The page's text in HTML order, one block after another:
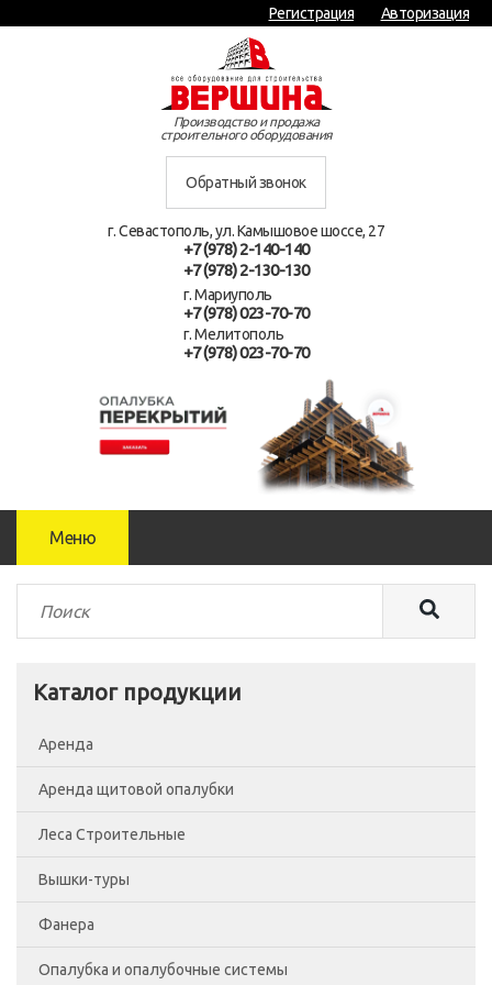
Регистрация Авторизация
Производство и продажа
строительного оборудования
Обратный звонок
г. Севастополь, ул. Камышовое шоссе, 27
+7 (978) 2-140-140
+7 (978) 2-130-130
г. Мариуполь
+7 (978) 023-70-70
г. Мелитополь
+7 (978) 023-70-70
Меню
Каталог продукции
Аренда
Аренда щитовой опалубки
Леса Строительные
Леса рамные
Помосты
Сетка фасадная
Вышки-туры
Вышка-тура ВСП-250/0.7
Вышка-тура ВСП-250/1.2
Фанера
Фанера Россия
Опалубка и опалубочные системы